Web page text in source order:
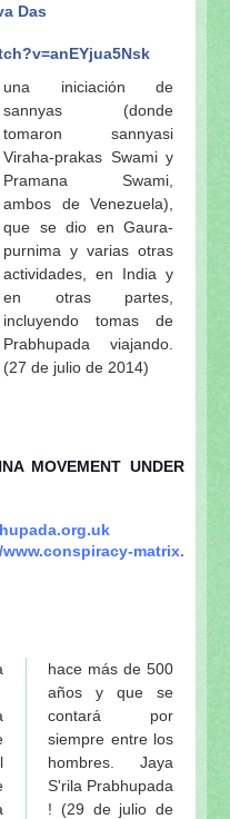
Das
(27 de julio de 2014)
MOVEMENT UNDER
matrix.